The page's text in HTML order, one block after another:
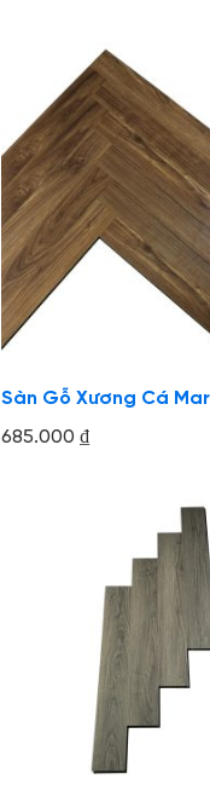
Sàn Gỗ Xương Cá
685.000 ₫